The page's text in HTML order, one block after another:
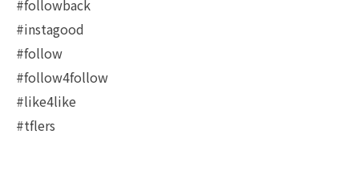
#followback
#instagood
#follow
#follow4follow
#like4like
#tflers